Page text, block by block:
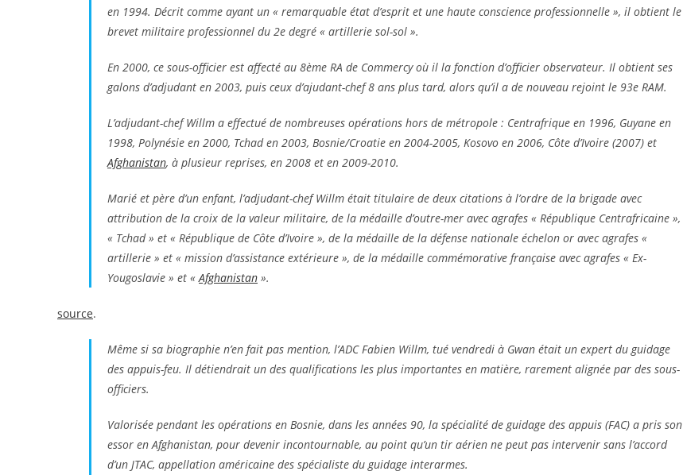
en 1994. Décrit comme ayant un « remarquable état d’esprit et une haute conscience professionnelle », il obtient le
brevet militaire professionnel du 2e degré « artillerie sol-sol ».
En 2000, ce sous-officier est affecté au 8ème RA de Commercy où il la fonction d’officier observateur. Il obtient ses
galons d’adjudant en 2003, puis ceux d’ajudant-chef 8 ans plus tard, alors qu’il a de nouveau rejoint le 93e RAM.
L’adjudant-chef Willm a effectué de nombreuses opérations hors de métropole : Centrafrique en 1996, Guyane en
1998, Polynésie en 2000, Tchad en 2003, Bosnie/Croatie en 2004-2005, Kosovo en 2006, Côte d’Ivoire (2007) et
Afghanistan, à plusieur reprises, en 2008 et en 2009-2010.
Marié et père d’un enfant, l’adjudant-chef Willm était titulaire de deux citations à l’ordre de la brigade avec
attribution de la croix de la valeur militaire, de la médaille d’outre-mer avec agrafes « République Centrafricaine »,
« Tchad » et « République de Côte d’Ivoire », de la médaille de la défense nationale échelon or avec agrafes «
artillerie » et « mission d’assistance extérieure », de la médaille commémorative française avec agrafes « Ex-
Yougoslavie » et « Afghanistan ».
source.
Même si sa biographie n’en fait pas mention, l’ADC Fabien Willm, tué vendredi à Gwan était un expert du guidage
des appuis-feu. Il détiendrait un des qualifications les plus importantes en matière, rarement alignée par des sous-
officiers.
Valorisée pendant les opérations en Bosnie, dans les années 90, la spécialité de guidage des appuis (FAC) a pris son
essor en Afghanistan, pour devenir incontournable, au point qu’un tir aérien ne peut pas intervenir sans l’accord
d’un JTAC, appellation américaine des spécialiste du guidage interarmes.